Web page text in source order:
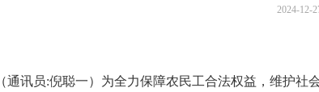
2024-12-
（通讯员:倪聪一）为全力保障农民工合法权益，维护